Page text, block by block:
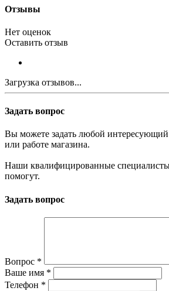
Отзывы
Нет оценок
Оставить отзыв
Загрузка отзывов...
Задать вопрос
Вы можете задать любой интересующий
или работе магазина.
Наши квалифицированные специалисты
помогут.
Задать вопрос
Вопрос *
Ваше имя *
Телефон *